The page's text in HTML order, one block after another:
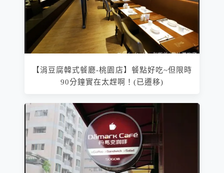
【涓豆腐韓式餐廳-桃園店】餐點好吃~但限時
90分鐘實在太趕啊！(已遷移)